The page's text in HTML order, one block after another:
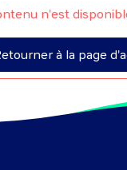
n'est
à la page